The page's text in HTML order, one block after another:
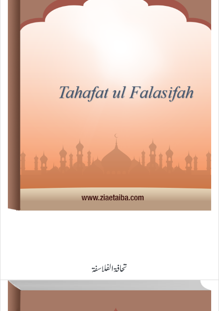
تحافۃ الفلاسفۃ